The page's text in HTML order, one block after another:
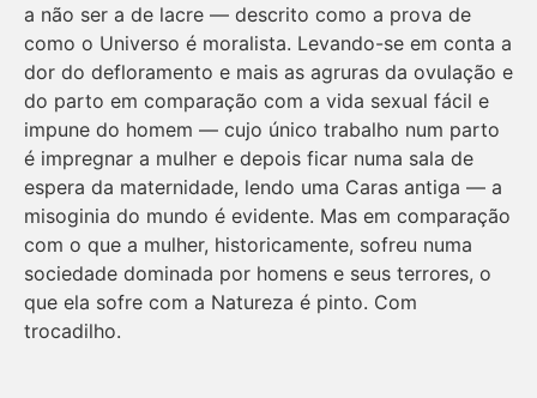
a não ser a de lacre — descrito como a prova de
como o Universo é moralista. Levando-se em conta a
dor do defloramento e mais as agruras da ovulação e
do parto em comparação com a vida sexual fácil e
impune do homem — cujo único trabalho num parto
é impregnar a mulher e depois ficar numa sala de
espera da maternidade, lendo uma Caras antiga — a
misoginia do mundo é evidente. Mas em comparação
com o que a mulher, historicamente, sofreu numa
sociedade dominada por homens e seus terrores, o
que ela sofre com a Natureza é pinto. Com
trocadilho.